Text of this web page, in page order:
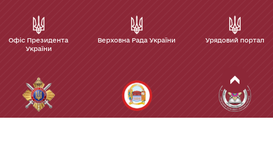
Офіс Президента
України
Верховна Рада України Урядовий портал